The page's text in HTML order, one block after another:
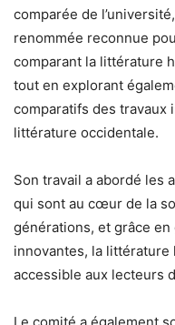
comparée de
renommée reconnue
comparant la littérature
tout en explorant
comparatifs des travaux
littérature occidentale.
Son travail a abordé les
qui sont au cœur de la
générations, et grâce
innovantes, la
accessible aux lecteurs
Le comité a également